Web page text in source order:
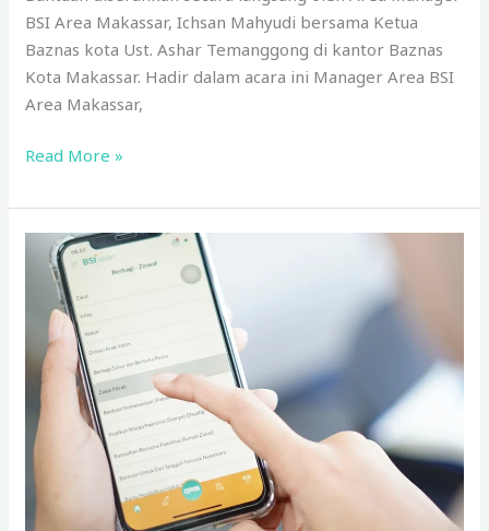
BSI Area Makassar, Ichsan Mahyudi bersama Ketua
Baznas kota Ust. Ashar Temanggong di kantor Baznas
Kota Makassar. Hadir dalam acara ini Manager Area BSI
Area Makassar,
Read More »
Niat
dan
Zakat
Fitrah
Lengkap
Arab,
Latin,
Artinya